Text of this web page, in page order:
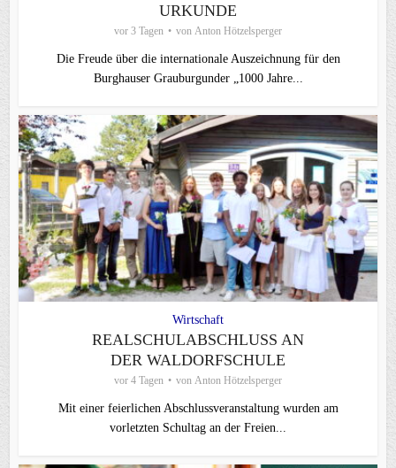
URKUNDE
vor 3 Tagen von Anton Hötzelsperger
Die Freude über die internationale Auszeichnung für den
Burghauser Grauburgunder „1000 Jahre...
Wirtschaft
REALSCHULABSCHLUSS AN
DER WALDORFSCHULE
vor 4 Tagen von Anton Hötzelsperger
Mit einer feierlichen Abschlussveranstaltung wurden am
vorletzten Schultag an der Freien...